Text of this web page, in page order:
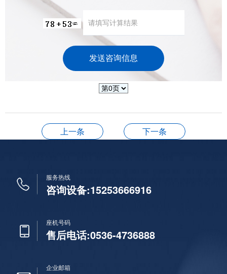
上一条 下一条
服务热线
咨询设备:15253666916
座机号码
售后电话:0536-4736888
企业邮箱